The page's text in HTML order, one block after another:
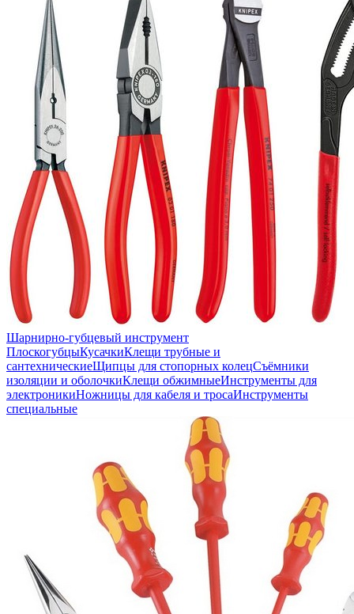
Шарнирно-губцевый инструмент
ПлоскогубцыКусачкиКлещи трубные и
сантехническиеЩипцы для стопорных колецСъёмники
изоляции и оболочкиКлещи обжимныеИнструменты для
электроникиНожницы для кабеля и тросаИнструменты
специальные